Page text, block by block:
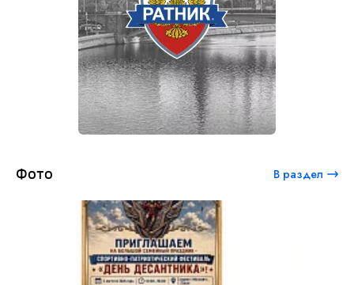
Фото В раздел